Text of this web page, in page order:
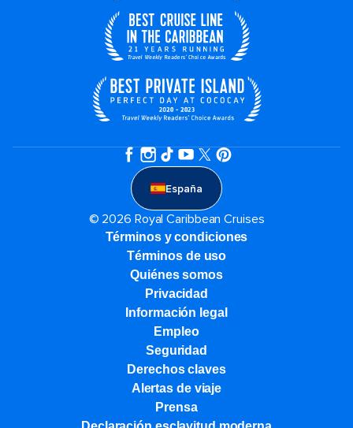
España
© 2026 Royal Caribbean Cruises
Términos y condiciones
Términos de uso
Quiénes somos
Privacidad
Información legal
Empleo
Seguridad
Derechos claves
Alertas de viaje
Prensa